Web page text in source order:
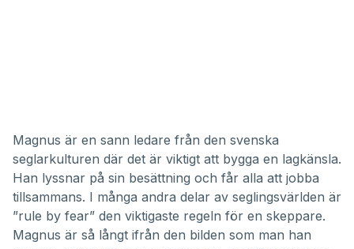
Magnus är en sann ledare från den svenska
seglarkulturen där det är viktigt att bygga en lagkänsla.
Han lyssnar på sin besättning och får alla att jobba
tillsammans. I många andra delar av seglingsvärlden är
”rule by fear” den viktigaste regeln för en skeppare.
Magnus är så långt ifrån den bilden som man han